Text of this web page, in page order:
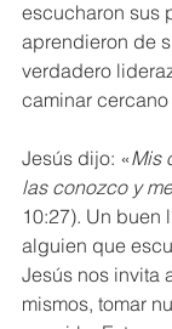
escucharon sus
aprendieron de
verdadero
caminar
Jesús dijo: «Mis
las conozco y
10:27). Un buen
alguien que
Jesús nos invita
mismos, tomar